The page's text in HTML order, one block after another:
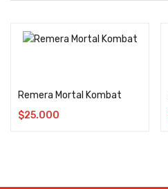
Remera Mortal Kombat
$25.000